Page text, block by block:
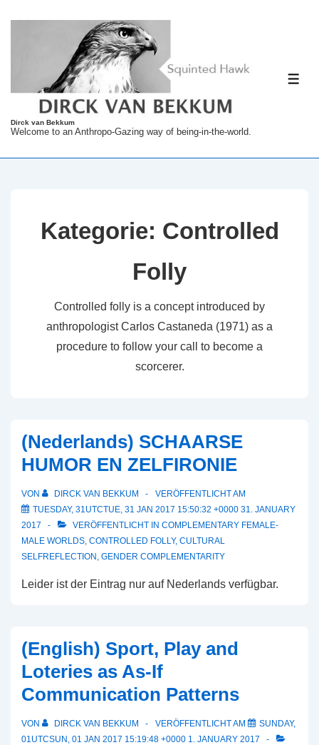
Dirck van Bekkum
Welcome to an Anthropo-Gazing way of being-in-the-world.
Kategorie: Controlled
Folly
Controlled folly is a concept introduced by
anthropologist Carlos Castaneda (1971) as a
procedure to follow your call to become a
scorcerer.
(Nederlands) SCHAARSE
HUMOR EN ZELFIRONIE
VON DIRCK VAN BEKKUM
VERÖFFENTLICHT AM
TUESDAY, 31UTCTUE, 31 JAN 2017 15:50:32 +0000 31. JANUARY
2017
VERÖFFENTLICHT IN COMPLEMENTARY FEMALE-
MALE WORLDS CONTROLLED FOLLY, CULTURAL
SELFREFLECTION GENDER COMPLEMENTARITY
Leider ist der Eintrag nur auf Nederlands verfügbar.
(English) Sport, Play and
Loteries as As-If
Communication Patterns
VON DIRCK VAN BEKKUM VERÖFFENTLICHT AM
SUNDAY,
01UTCSUN, 01 JAN 2017 15:19:48 +0000 1. JANUARY 2017